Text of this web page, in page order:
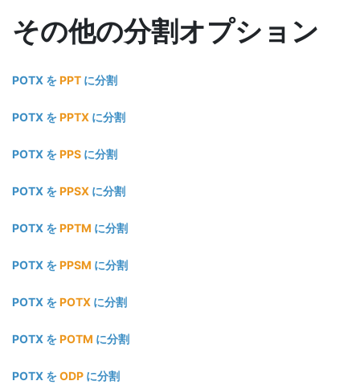
その他の分割オプション
POTX をPPT に分割
POTX をPPTX に分割
POTX をPPS に分割
POTX をPPSX に分割
POTX をPPTM に分割
POTX をPPSM に分割
POTX をPOTX に分割
POTX をPOTM に分割
POTX をODP に分割